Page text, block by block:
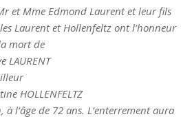
et Mme Edmond Laurent et leur fils
Laurent et Hollenfeltz ont l’honneur
mort de
LAURENT
HOLLENFELTZ
à l’âge de 72 ans. L’enterrement aura